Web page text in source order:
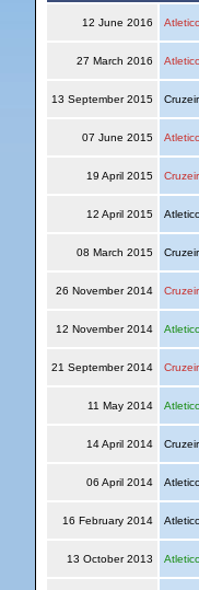
12 June 2016
27 March 2016
13 September 2015
07 June 2015
19 April 2015
12 April 2015
08 March 2015
26 November 2014
12 November 2014
21 September 2014
11 May 2014
14 April 2014
06 April 2014
16 February 2014
13 October 2013